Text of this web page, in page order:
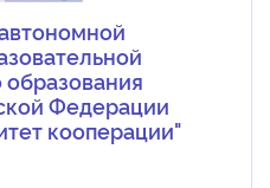
Федерации
кооперации"